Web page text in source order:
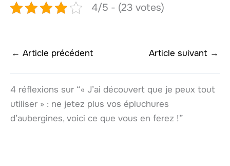
4/5 - (23 votes)
← Article précédent Article suivant →
4 réflexions sur “« J’ai découvert que je peux tout
utiliser » : ne jetez plus vos épluchures
d’aubergines, voici ce que vous en ferez !”